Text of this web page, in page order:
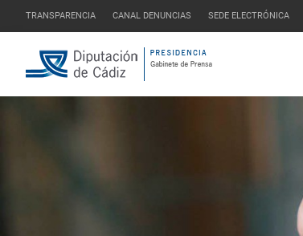
TRANSPARENCIA CANAL DENUNCIAS SEDE ELECTRÓNICA